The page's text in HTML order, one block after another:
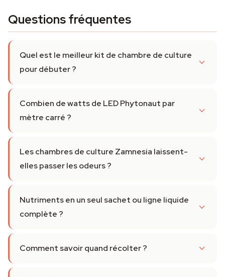
Questions fréquentes
Quel est le meilleur kit de chambre de culture
pour débuter ?
Combien de watts de LED Phytonaut par
mètre carré ?
Les chambres de culture Zamnesia laissent-
elles passer les odeurs ?
Nutriments en un seul sachet ou ligne liquide
complète ?
Comment savoir quand récolter ?